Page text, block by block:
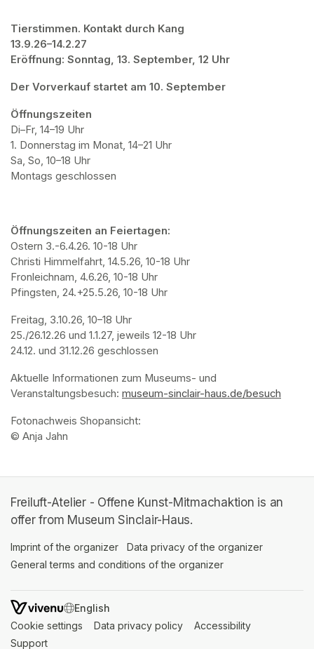
Tierstimmen. Kontakt durch Kang
13.9.26–14.2.27
Eröffnung: Sonntag, 13. September, 12 Uhr
Der Vorverkauf startet am 10. September
Öffnungszeiten
Di–Fr, 14–19 Uhr
1. Donnerstag im Monat, 14–21 Uhr
Sa, So, 10–18 Uhr
Montags geschlossen
Öffnungszeiten an Feiertagen:
Ostern 3.-6.4.26. 10-18 Uhr
Christi Himmelfahrt, 14.5.26, 10-18 Uhr
Fronleichnam, 4.6.26, 10-18 Uhr
Pfingsten, 24.+25.5.26, 10-18 Uhr
Freitag, 3.10.26, 10–18 Uhr
25./26.12.26 und 1.1.27, jeweils 12-18 Uhr
24.12. und 31.12.26 geschlossen
Aktuelle Informationen zum Museums- und
Veranstaltungsbesuch: museum-sinclair-haus.de/besuch
Fotonachweis Shopansicht:
© Anja Jahn
Freiluft-Atelier - Offene Kunst-Mitmachaktion is an
offer from Museum Sinclair-Haus.
Imprint of the organizer (opens in a new tab)
Data privacy of the organizer
General terms and conditions of the organizer
SWITCH LANGUAGE
Cookie settings (opens in a new tab)
Data privacy policy (opens in a new tab)
Accessibility
Support